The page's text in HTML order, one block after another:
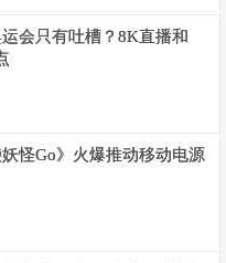
会只有吐槽？8K直播和
妖怪Go》火爆推动移动电源